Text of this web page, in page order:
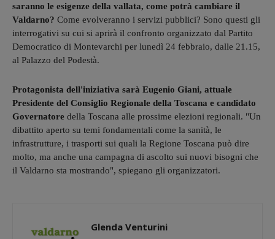
saranno le esigenze della vallata, come potrà cambiare il
Valdarno? Come evolveranno i servizi pubblici? Sono questi gli
interrogativi su cui si aprirà il confronto organizzato dal Partito
Democratico di Montevarchi per lunedì 24 febbraio, dalle 21.15,
al Palazzo del Podestà.
Protagonista dell'iniziativa sarà Eugenio Giani, attuale
Presidente del Consiglio Regionale della Toscana e candidato
Governatore della Toscana alle prossime elezioni regionali. "Un
dibattito aperto su temi fondamentali come la sanità, le
infrastrutture, i trasporti sui quali la Regione Toscana può dire
molto, ma anche una campagna di ascolto sui nuovi bisogni che
il Valdarno sta mostrando", spiegano gli organizzatori.
Glenda Venturini